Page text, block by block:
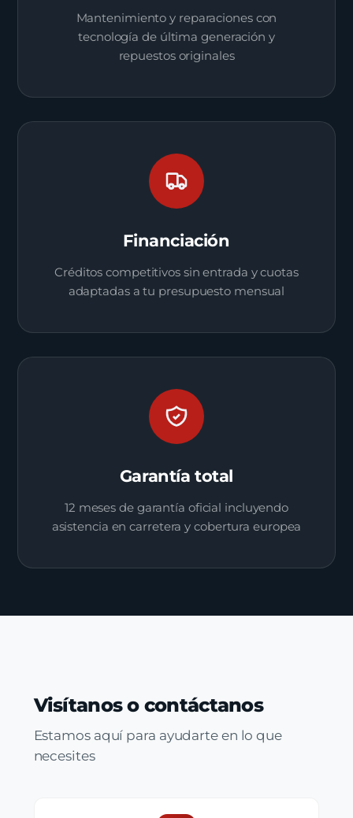
Mantenimiento y reparaciones con
tecnología de última generación y
repuestos originales
Financiación
Créditos competitivos sin entrada y cuotas
adaptadas a tu presupuesto mensual
Garantía total
12 meses de garantía oficial incluyendo
asistencia en carretera y cobertura europea
Visítanos o contáctanos
Estamos aquí para ayudarte en lo que
necesites